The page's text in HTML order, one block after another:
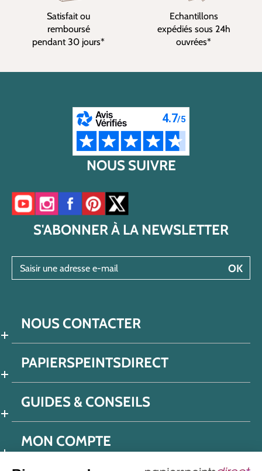
Satisfait ou
remboursé
pendant 30 jours*
Echantillons
expédiés sous 24h
ouvrées*
NOUS SUIVRE
Accéder à notre chaîne YouTube
Accéder à notre compte Instagram
Accéder à notre page Facebook
Accéder à notre compte Pinterest
Accéder à notre compte Twitter/X
S'ABONNER À LA NEWSLETTER
OK
NOUS CONTACTER
PAPIERSPEINTSDIRECT
GUIDES & CONSEILS
MON COMPTE